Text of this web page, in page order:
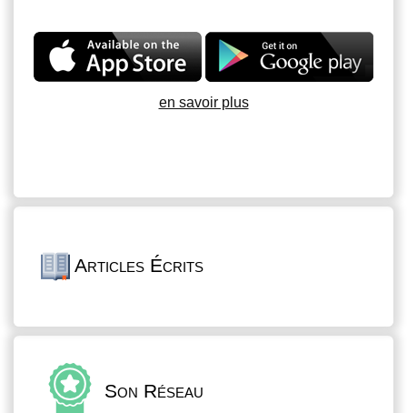
en savoir plus
Articles Écrits
Son Réseau